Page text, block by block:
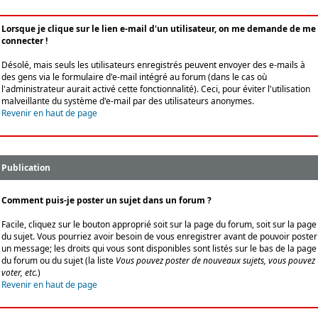
Lorsque je clique sur le lien e-mail d'un utilisateur, on me demande de me
connecter !
Désolé, mais seuls les utilisateurs enregistrés peuvent envoyer des e-mails à
des gens via le formulaire d'e-mail intégré au forum (dans le cas où
l'administrateur aurait activé cette fonctionnalité). Ceci, pour éviter l'utilisation
malveillante du système d'e-mail par des utilisateurs anonymes.
Revenir en haut de page
Publication
Comment puis-je poster un sujet dans un forum ?
Facile, cliquez sur le bouton approprié soit sur la page du forum, soit sur la page
du sujet. Vous pourriez avoir besoin de vous enregistrer avant de pouvoir poster
un message; les droits qui vous sont disponibles sont listés sur le bas de la page
du forum ou du sujet (la liste Vous pouvez poster de nouveaux sujets, vous pouvez
voter, etc.)
Revenir en haut de page